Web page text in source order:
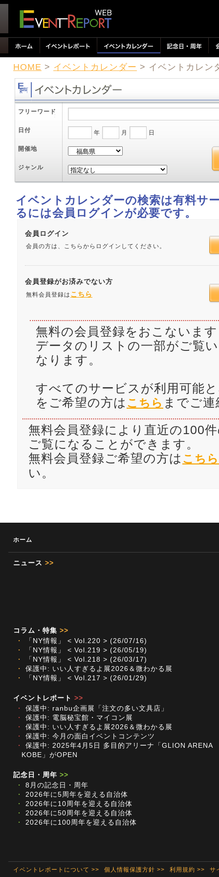
HOME > イベントカレンダー > イベントカレン
フリーワード
日付 年 月 日
開催地
ジャンル
イベントカレンダーの検索は有料サ
るには会員ログインが必要です。
会員ログイン
会員の方は、こちらからログインしてください。
会員登録がお済みでない方
無料会員登録は こちら
無料の会員登録をおこないま
データのリストの一部がご覧
なります。
すべてのサービスが利用可能
をご希望の方は こちら までご
無料会員登録により直近の100
ご覧になることができます。
無料会員登録ご希望の方は こちら
い。
ホーム
ニュース >>
コラム・特集 >>
・
「NY情報」 < Vol.220 > (26/07/16)
・
「NY情報」 < Vol.219 > (26/05/19)
・
「NY情報」 < Vol.218 > (26/03/17)
・
保護中: いい人すぎるよ展2026＆微わかる展
・
「NY情報」 < Vol.217 > (26/01/29)
イベントレポート >>
・
保護中: ranbu企画展「注文の多い文具店」
・
保護中: 電脳秘宝館・マイコン展
・
保護中: いい人すぎるよ展2026＆微わかる展
・
保護中: 今月の面白イベントコンテンツ
・
保護中: 2025年4月5日 多目的アリーナ「GLION ARENA
KOBE」がOPEN
記念日・周年 >>
・
8月の記念日・周年
・
2026年に5周年を迎える自治体
・
2026年に10周年を迎える自治体
・
2026年に50周年を迎える自治体
・
2026年に100周年を迎える自治体
イベントレポートについて >> 個人情報保護方針 >> 利用規約 >> サ